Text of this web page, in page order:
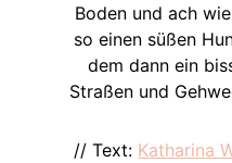
Boden und ach
so einen süßen
dem dann ein
Straßen und
// Text: Katharina